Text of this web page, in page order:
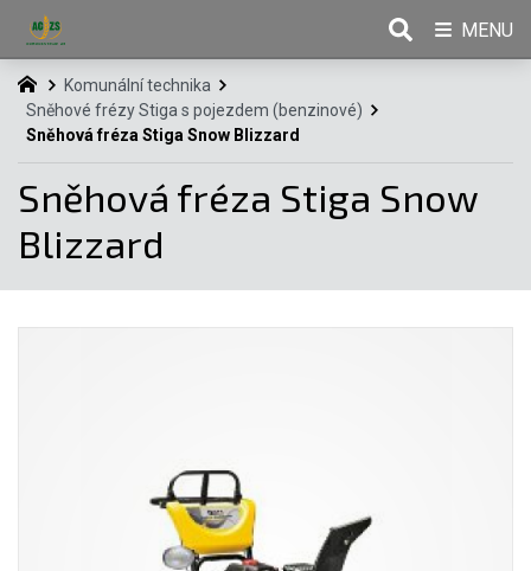
Komunální technika
Sněhové frézy Stiga s pojezdem (benzinové)
Sněhová fréza Stiga Snow Blizzard
Sněhová fréza Stiga Snow
Blizzard
MENU